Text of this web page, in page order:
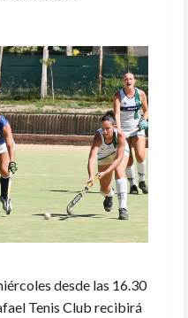
desde las 16.30
Tenis Club recibirá